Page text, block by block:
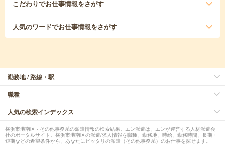
こだわりでお仕事情報をさがす
人気のワードでお仕事情報をさがす
勤務地 / 路線・駅
職種
人気の検索インデックス
横浜市港南区 - その他事務系の派遣情報の検索結果。エン派遣は、エンが運営する人材派遣会
社のポータルサイト。横浜市港南区の派遣/求人情報を職種、勤務地、時給、勤務時間、長期・
短期などの希望条件から、あなたにピッタリの派遣（その他事務系）のお仕事を探せます。